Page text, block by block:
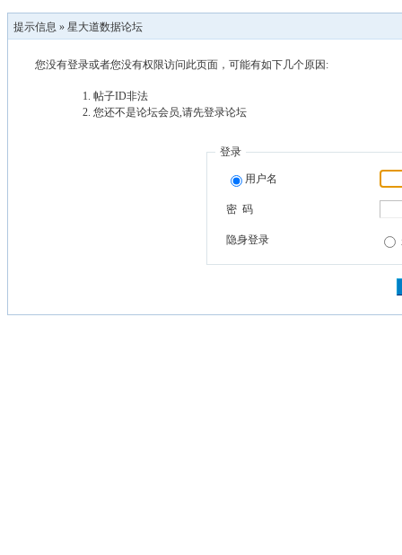
提示信息 » 星大道数据论坛
您没有登录或者您没有权限访问此页面，可能有如下几个原因:
帖子ID非法
您还不是论坛会员,请先登录论坛
登录
用户名
密 码
隐身登录